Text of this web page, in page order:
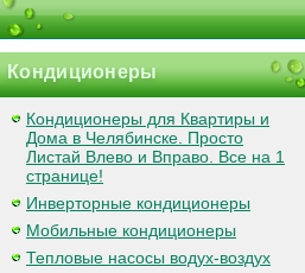
Кондиционеры
Кондиционеры для Квартиры и
Дома в Челябинске. Просто
Листай Влево и Вправо. Все на 1
странице!
Инверторные кондиционеры
Мобильные кондиционеры
Тепловые насосы водух-воздух